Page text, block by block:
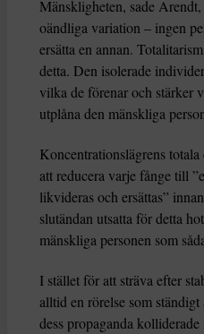
Mänskligheten, sade
oändliga variation – ingen
ersätta en annan.
detta. Den isolerade
vilka de förenar och stärker
utplåna den mänskliga
Koncentrationslägrens
att reducera varje fånge till
likvideras och ersättas”
slutändan utsatta för detta
mänskliga personen som
I stället för att sträva efter
alltid en rörelse som
dess propaganda